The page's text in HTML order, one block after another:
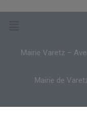
Mairie Varetz –
Mairie de